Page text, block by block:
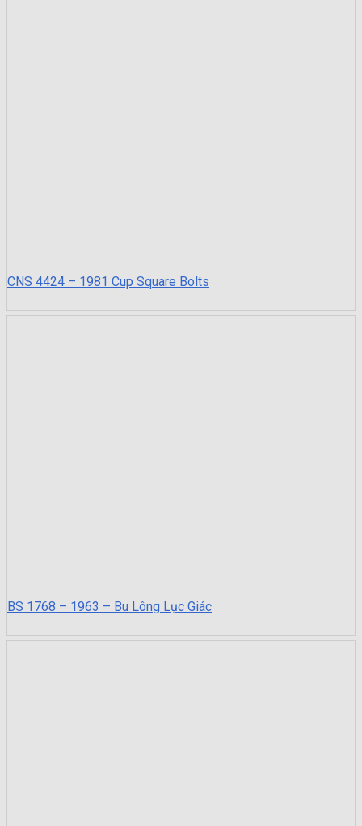
CNS 4424 – 1981 Cup Square Bolts
BS 1768 – 1963 – Bu Lông Lục Giác